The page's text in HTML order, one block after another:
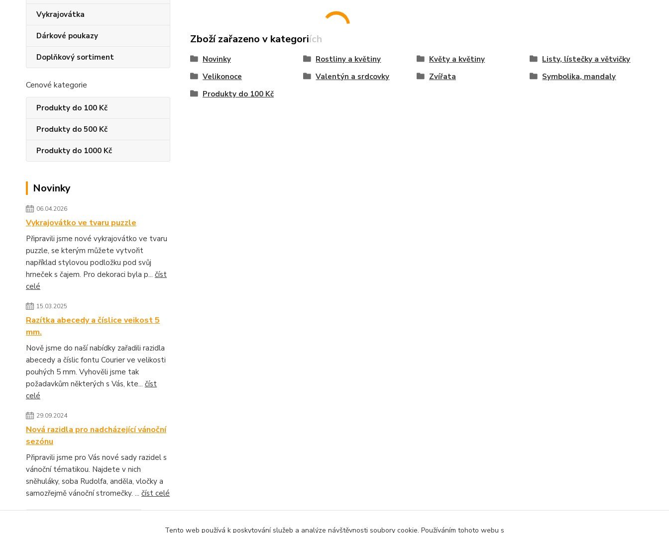
Vykrajovátka
Dárkové poukazy
Doplňkový sortiment
Cenové kategorie
Produkty do 100 Kč
Produkty do 500 Kč
Produkty do 1000 Kč
Novinky
06.04.2026
Vykrajovátko ve tvaru puzzle
Připravili jsme nové vykrajovátko ve tvaru
puzzle, se kterým můžete vytvořit
například stylovou podložku pod svůj
hrneček s čajem. Pro dekoraci byla p... číst
celé
15.03.2025
Razítka abecedy a číslice veikost 5
mm.
Nově jsme do naší nabídky zařadili razidla
abecedy a číslic fontu Courier ve velikosti
pouhých 5 mm. Vyhověli jsme tak
požadavkům některých s Vás, kte... číst
celé
29.09.2024
Nová razidla pro nadcházející vánoční
sezónu
Připravili jsme pro Vás nové sady razidel s
vánoční tématikou. Najdete v nich
sněhuláky, soba Rudolfa, anděla, vločky a
samozřejmě vánoční stromečky. ... číst celé
Zboží zařazeno v kategoriích
Novinky Rostliny a květiny Květy a květiny
Listy, lístečky a větvičky
Velikonoce
Valentýn a srdcovky Zvířata
Symbolika, mandaly
Produkty do 100 Kč
Tento web používá k poskytování služeb a analýze návštěvnosti soubory cookie. Používáním tohoto webu s